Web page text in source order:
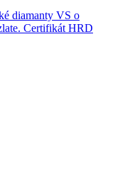
diamanty VS o
Certifikát HRD